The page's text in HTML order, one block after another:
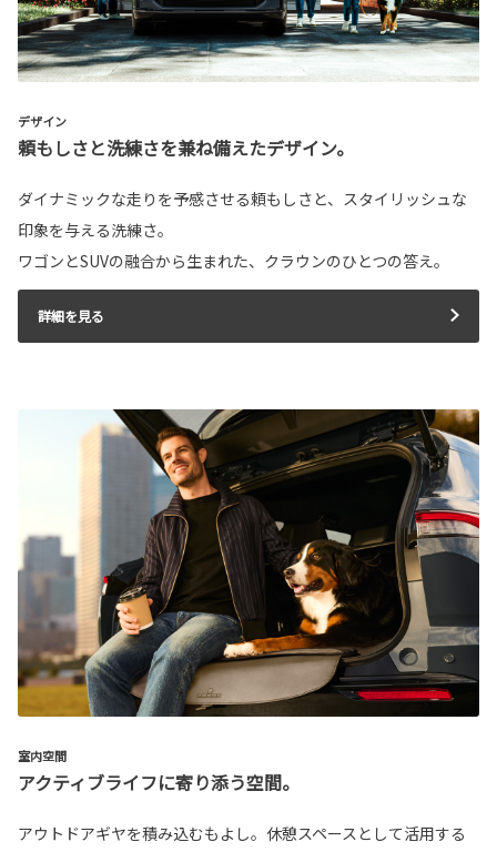
デザイン
頼もしさと洗練さを兼ね備えたデザイン。
ダイナミックな走りを予感させる頼もしさと、スタイリッシュな
印象を与える洗練さ。
ワゴンとSUVの融合から生まれた、クラウンのひとつの答え。
詳細を見る
室内空間
アクティブライフに寄り添う空間。
アウトドアギヤを積み込むもよし。休憩スペースとして活用する